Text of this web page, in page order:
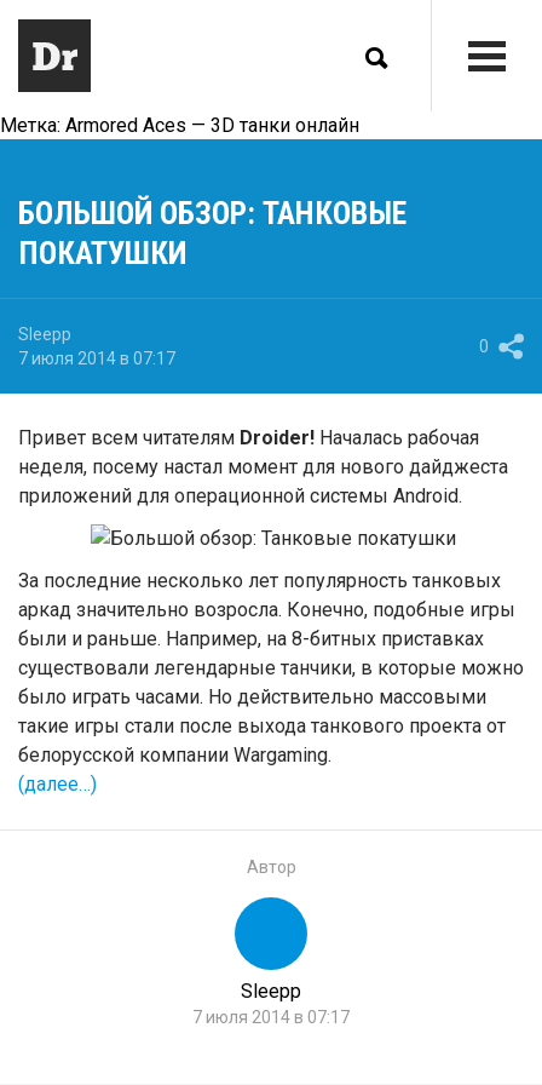
Метка: Armored Aces — 3D танки онлайн
БОЛЬШОЙ ОБЗОР: ТАНКОВЫЕ
ПОКАТУШКИ
Sleepp
7 июля 2014 в 07:17
0
Привет всем читателям Droider! Началась рабочая
неделя, посему настал момент для нового дайджеста
приложений для операционной системы Android.
За последние несколько лет популярность танковых
аркад значительно возросла. Конечно, подобные игры
были и раньше. Например, на 8-битных приставках
существовали легендарные танчики, в которые можно
было играть часами. Но действительно массовыми
такие игры стали после выхода танкового проекта от
белорусской компании Wargaming.
(далее…)
Автор
Sleepp
7 июля 2014 в 07:17